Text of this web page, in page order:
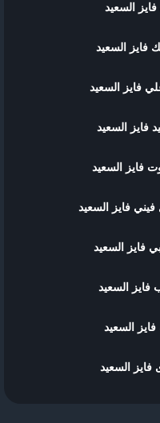
السعيد
فايز السعيد
فايز السعيد
فايز السعيد
فايز السعيد
فايز السعيد
فايز السعيد
فايز السعيد
السعيد
فايز السعيد